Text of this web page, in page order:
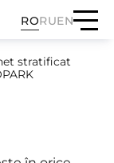
RORUEN
stratificat